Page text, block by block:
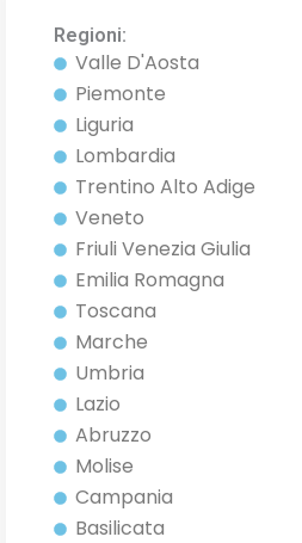
Regioni:
Valle D'Aosta
Piemonte
Liguria
Lombardia
Trentino Alto Adige
Veneto
Friuli Venezia Giulia
Emilia Romagna
Toscana
Marche
Umbria
Lazio
Abruzzo
Molise
Campania
Basilicata